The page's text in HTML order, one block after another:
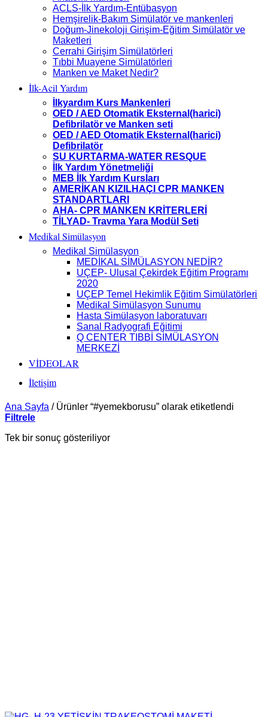
ACLS-İlk Yardım-Entübasyon
Hemşirelik-Bakım Simülatör ve mankenleri
Doğum-Jinekoloji Girişim-Eğitim Simülatör ve
Maketleri
Cerrahi Girişim Simülatörleri
Tıbbi Muayene Simülatörleri
Manken ve Maket Nedir?
İlk-Acil Yardım
İlkyardım Kurs Mankenleri
OED / AED Otomatik Eksternal(harici)
Defibrilatör ve Manken seti
OED / AED Otomatik Eksternal(harici)
Defibrilatör
SU KURTARMA-WATER RESQUE
İlk Yardım Yönetmeliği
MEB İlk Yardım Kursları
AMERİKAN KIZILHAÇI CPR MANKEN
STANDARTLARI
AHA- CPR MANKEN KRİTERLERİ
TİLYAD- Travma Yara Modül Seti
Medikal Simülasyon
Medikal Simülasyon
MEDİKAL SİMÜLASYON NEDİR?
UÇEP- Ulusal Çekirdek Eğitim Programı
2020
UÇEP Temel Hekimlik Eğitim Simülatörleri
Medikal Simülasyon Sunumu
Hasta Simülasyon laboratuvarı
Sanal Radyografi Eğitimi
Q CENTER TIBBİ SİMÜLASYON
MERKEZİ
VİDEOLAR
İletişim
Ana Sayfa /Ürünler “#yemekborusu” olarak etiketlendi
Filtrele
Tek bir sonuç gösteriliyor